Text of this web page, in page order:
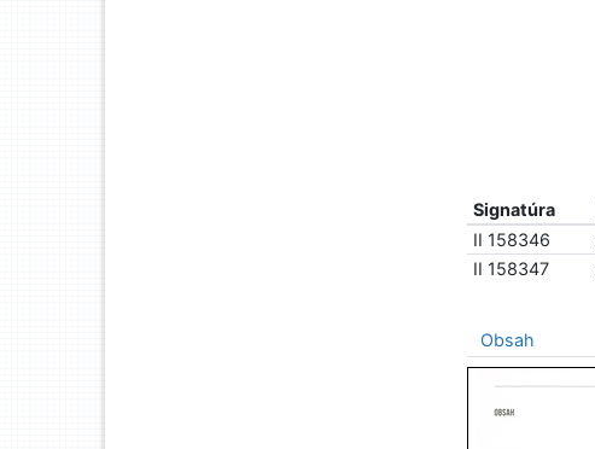
Signatúra
II 158346
II 158347
Obsah